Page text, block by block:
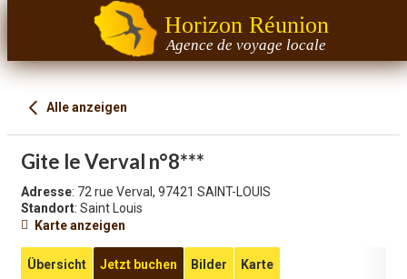
Horizon Réunion
Agence de voyage locale
Alle anzeigen
Gite le Verval n°8***
Adresse: 72 rue Verval, 97421 SAINT-LOUIS
Standort: Saint Louis
Karte anzeigen
Übersicht Jetzt buchen Bilder Karte